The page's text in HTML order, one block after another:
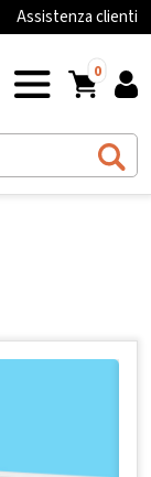
Assistenza clienti
0